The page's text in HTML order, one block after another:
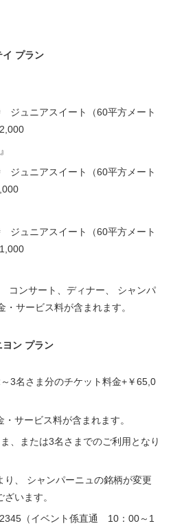
イ プラン
ュニアスイート（60平方メート
ュニアスイート（60平方メート
ュニアスイート（60平方メート
コンサート、ディナー、 シャンパ
・サービス料が含まれます。
ン プラン
3名さま分のチケット料金+￥65,0
サービス料が含まれます。
、または3名さまでのご利用となり
、 シャンパーニュの銘柄が変更
います。
（イベント係直通 10：00～1